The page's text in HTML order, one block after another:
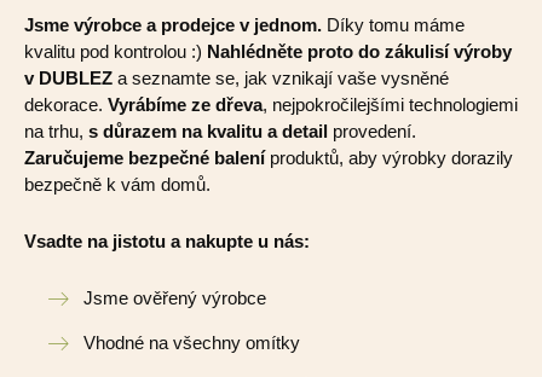
Jsme výrobce a prodejce v jednom. Díky tomu máme
kvalitu pod kontrolou :) Nahlédněte proto do zákulisí výroby
v DUBLEZ a seznamte se, jak vznikají vaše vysněné
dekorace. Vyrábíme ze dřeva, nejpokročilejšími technologiemi
na trhu, s důrazem na kvalitu a detail provedení.
Zaručujeme bezpečné baleníproduktů, aby výrobky dorazily
bezpečně k vám domů.
Vsadte na jistotu a nakupte u nás:
Jsme ověřený výrobce
Vhodné na všechny omítky